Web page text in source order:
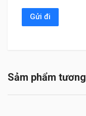
Sảm phẩm